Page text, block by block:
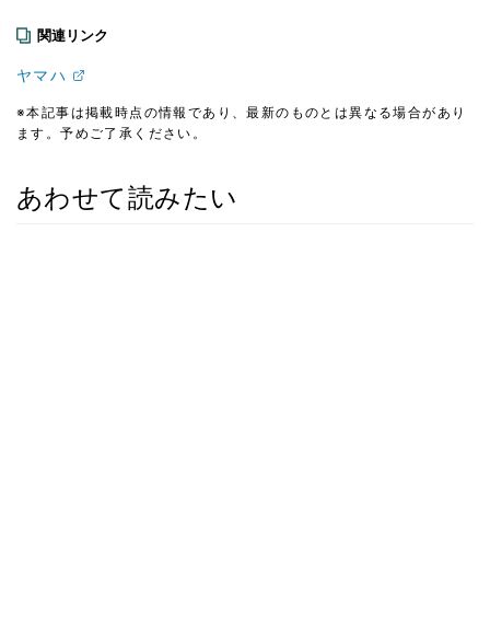
関連リンク
ヤマハ
※本記事は掲載時点の情報であり、最新のものとは異なる場合があり
ます。予めご了承ください。
あわせて読みたい